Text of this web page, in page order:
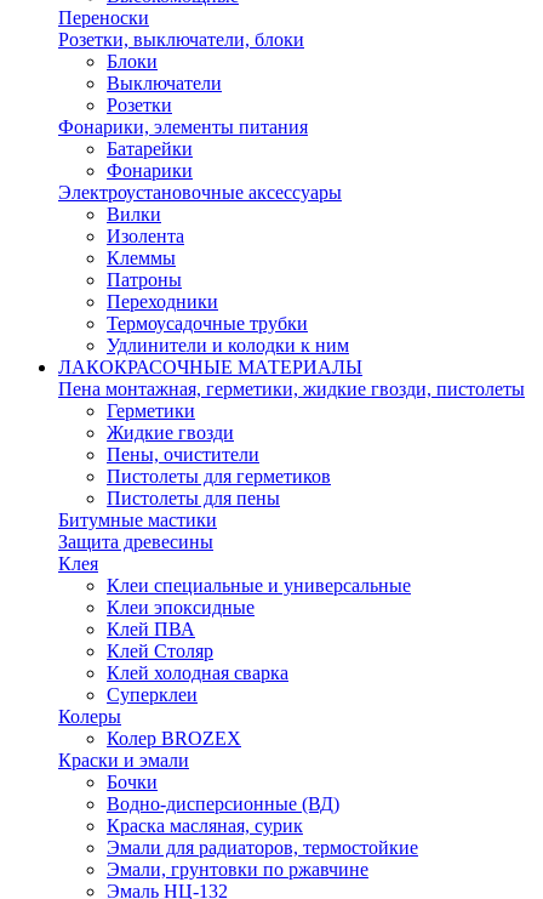
Переноски
Розетки, выключатели, блоки
Блоки
Выключатели
Розетки
Фонарики, элементы питания
Батарейки
Фонарики
Электроустановочные аксессуары
Вилки
Изолента
Клеммы
Патроны
Переходники
Термоусадочные трубки
Удлинители и колодки к ним
ЛАКОКРАСОЧНЫЕ МАТЕРИАЛЫ
Пена монтажная, герметики, жидкие гвозди, пистолеты
Герметики
Жидкие гвозди
Пены, очистители
Пистолеты для герметиков
Пистолеты для пены
Битумные мастики
Защита древесины
Клея
Клеи специальные и универсальные
Клеи эпоксидные
Клей ПВА
Клей Столяр
Клей холодная сварка
Суперклеи
Колеры
Колер BROZEX
Краски и эмали
Бочки
Водно-дисперсионные (ВД)
Краска масляная, сурик
Эмали для радиаторов, термостойкие
Эмали, грунтовки по ржавчине
Эмаль НЦ-132